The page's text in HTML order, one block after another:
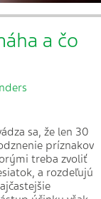
a čo
sa, že len 30
príznakov
treba zvoliť
a rozdeľujú